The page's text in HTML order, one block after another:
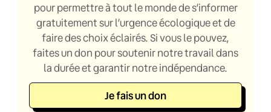
pour permettre à tout le monde de s’informer
gratuitement sur l’urgence écologique et de
faire des choix éclairés. Si vous le pouvez,
faites un don pour soutenir notre travail dans
la durée et garantir notre indépendance.
Je fais un don